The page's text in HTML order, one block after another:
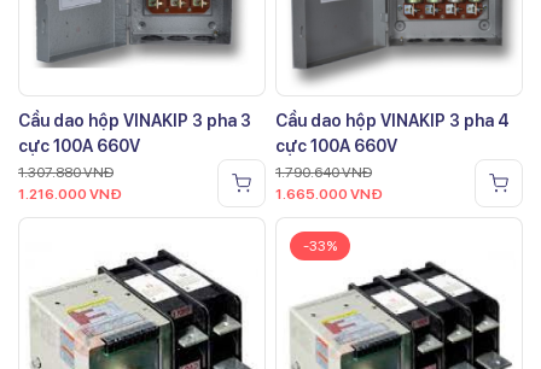
Cầu dao hộp VINAKIP 3 pha 3
cực 100A 660V
1.307.880VNĐ
1.216.000 VNĐ
Cầu dao hộp VINAKIP 3 pha 4
cực 100A 660V
1.790.640VNĐ
1.665.000 VNĐ
-33%